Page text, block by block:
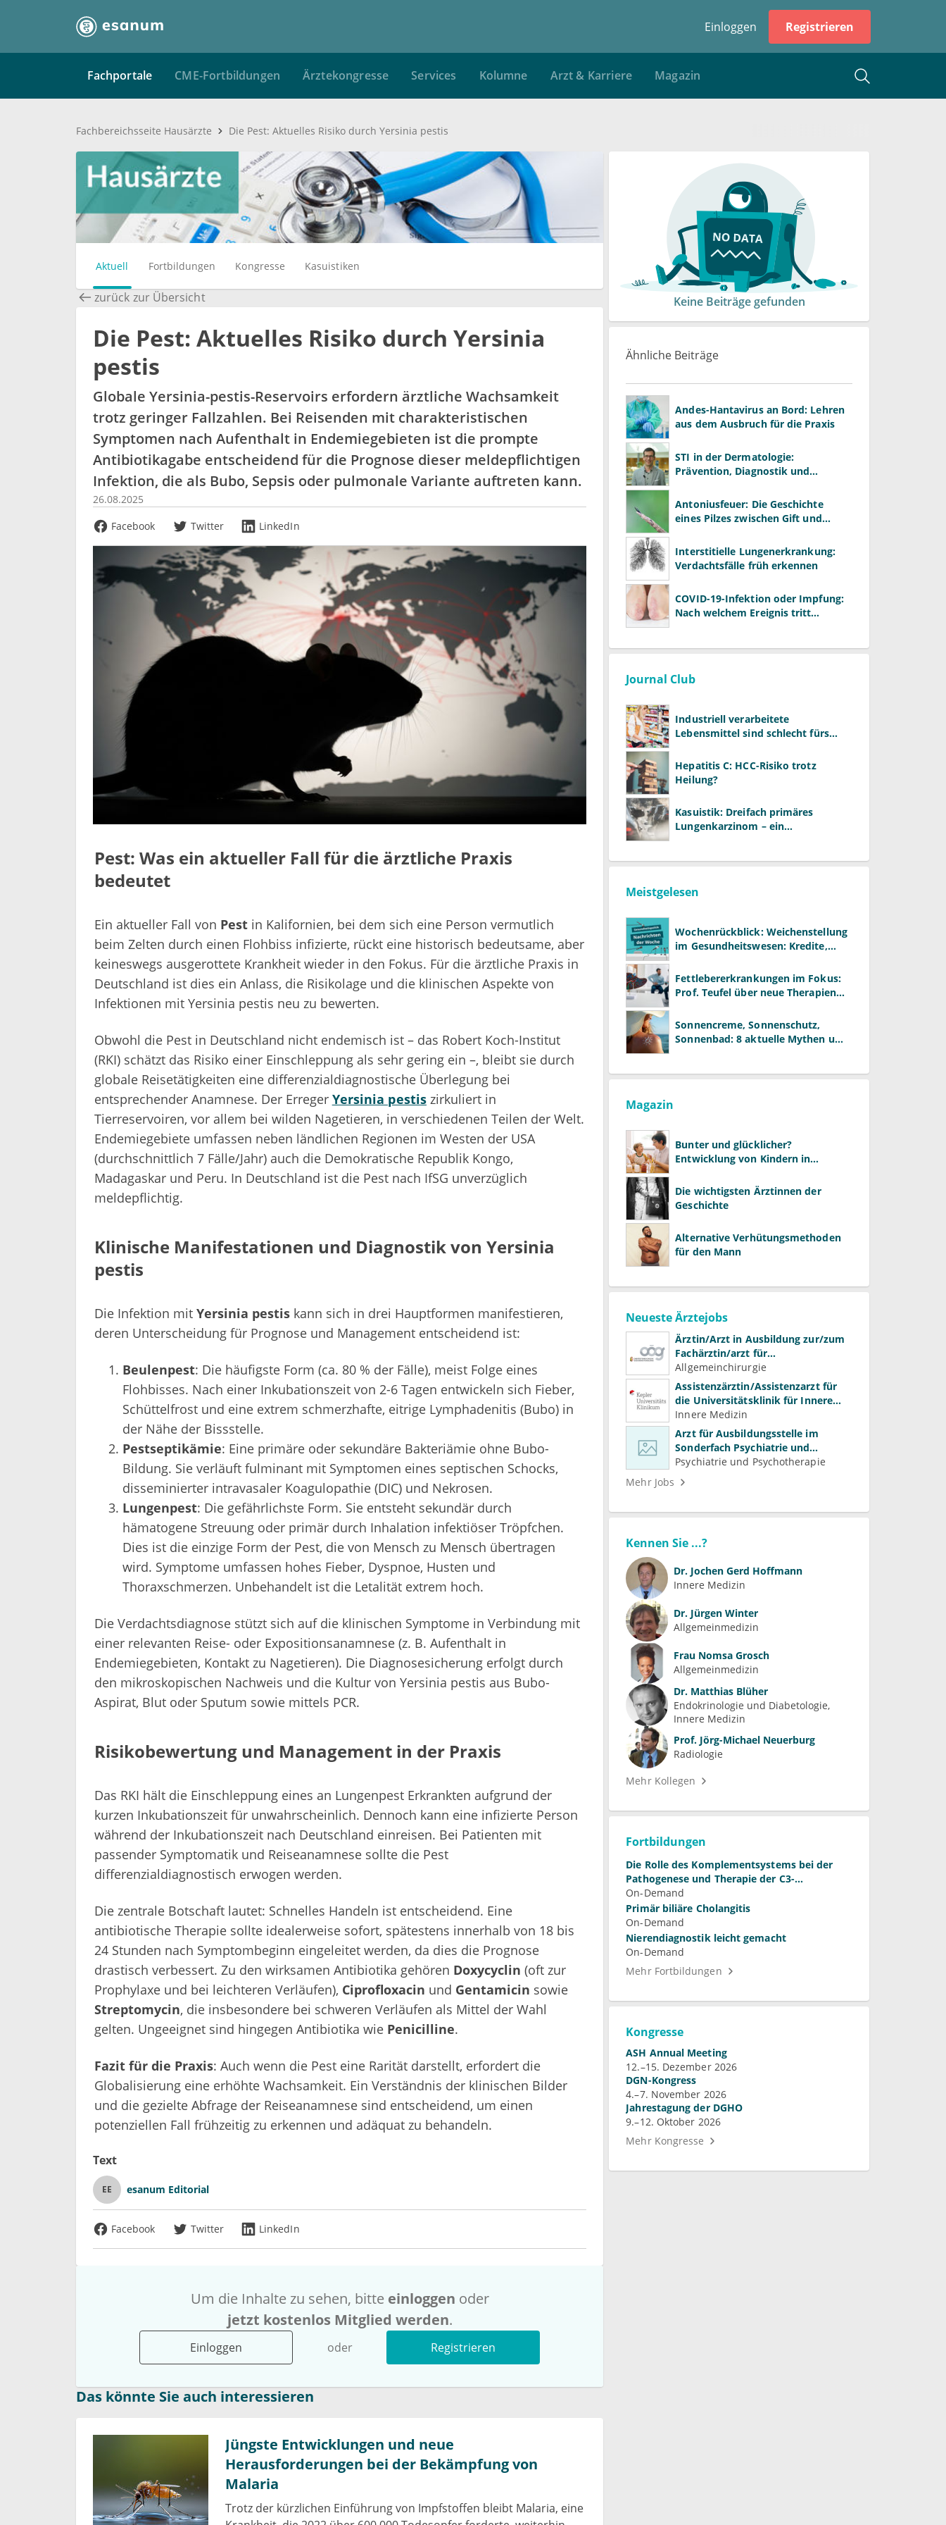
Einloggen Registrieren
Fachportale CME-Fortbildungen Ärztekongresse Services Kolumne Arzt & Karriere Magazin
Fachbereichsseite Hausärzte Die Pest: Aktuelles Risiko durch Yersinia pestis
Aktuell Fortbildungen Kongresse Kasuistiken
zurück zur Übersicht
Die Pest: Aktuelles Risiko durch Yersinia
pestis
Globale Yersinia-pestis-Reservoirs erfordern ärztliche Wachsamkeit
trotz geringer Fallzahlen. Bei Reisenden mit charakteristischen
Symptomen nach Aufenthalt in Endemiegebieten ist die prompte
Antibiotikagabe entscheidend für die Prognose dieser meldepflichtigen
Infektion, die als Bubo, Sepsis oder pulmonale Variante auftreten kann.
26.08.2025
Facebook
Twitter LinkedIn
Pest: Was ein aktueller Fall für die ärztliche Praxis
bedeutet
Ein aktueller Fall von Pest in Kalifornien, bei dem sich eine Person vermutlich
beim Zelten durch einen Flohbiss infizierte, rückt eine historisch bedeutsame, aber
keineswegs ausgerottete Krankheit wieder in den Fokus. Für die ärztliche Praxis in
Deutschland ist dies ein Anlass, die Risikolage und die klinischen Aspekte von
Infektionen mit Yersinia pestis neu zu bewerten.
Obwohl die Pest in Deutschland nicht endemisch ist – das Robert Koch-Institut
(RKI) schätzt das Risiko einer Einschleppung als sehr gering ein –, bleibt sie durch
globale Reisetätigkeiten eine differenzialdiagnostische Überlegung bei
entsprechender Anamnese. Der Erreger Yersinia pestis zirkuliert in
Tierreservoiren, vor allem bei wilden Nagetieren, in verschiedenen Teilen der Welt.
Endemiegebiete umfassen neben ländlichen Regionen im Westen der USA
(durchschnittlich 7 Fälle/Jahr) auch die Demokratische Republik Kongo,
Madagaskar und Peru. In Deutschland ist die Pest nach IfSG unverzüglich
meldepflichtig.
Klinische Manifestationen und Diagnostik von Yersinia
pestis
Die Infektion mit Yersinia pestis kann sich in drei Hauptformen manifestieren,
deren Unterscheidung für Prognose und Management entscheidend ist:
Beulenpest: Die häufigste Form (ca. 80 % der Fälle), meist Folge eines
Flohbisses. Nach einer Inkubationszeit von 2-6 Tagen entwickeln sich Fieber,
Schüttelfrost und eine extrem schmerzhafte, eitrige Lymphadenitis (Bubo) in
der Nähe der Bissstelle.
Pestseptikämie: Eine primäre oder sekundäre Bakteriämie ohne Bubo-
Bildung. Sie verläuft fulminant mit Symptomen eines septischen Schocks,
disseminierter intravasaler Koagulopathie (DIC) und Nekrosen.
Lungenpest: Die gefährlichste Form. Sie entsteht sekundär durch
hämatogene Streuung oder primär durch Inhalation infektiöser Tröpfchen.
Dies ist die einzige Form der Pest, die von Mensch zu Mensch übertragen
wird. Symptome umfassen hohes Fieber, Dyspnoe, Husten und
Thoraxschmerzen. Unbehandelt ist die Letalität extrem hoch.
Die Verdachtsdiagnose stützt sich auf die klinischen Symptome in Verbindung mit
einer relevanten Reise- oder Expositionsanamnese (z. B. Aufenthalt in
Endemiegebieten, Kontakt zu Nagetieren). Die Diagnosesicherung erfolgt durch
den mikroskopischen Nachweis und die Kultur von Yersinia pestis aus Bubo-
Aspirat, Blut oder Sputum sowie mittels PCR.
Risikobewertung und Management in der Praxis
Das RKI hält die Einschleppung eines an Lungenpest Erkrankten aufgrund der
kurzen Inkubationszeit für unwahrscheinlich. Dennoch kann eine infizierte Person
während der Inkubationszeit nach Deutschland einreisen. Bei Patienten mit
passender Symptomatik und Reiseanamnese sollte die Pest
differenzialdiagnostisch erwogen werden.
Die zentrale Botschaft lautet: Schnelles Handeln ist entscheidend. Eine
antibiotische Therapie sollte idealerweise sofort, spätestens innerhalb von 18 bis
24 Stunden nach Symptombeginn eingeleitet werden, da dies die Prognose
drastisch verbessert. Zu den wirksamen Antibiotika gehören Doxycyclin (oft zur
Prophylaxe und bei leichteren Verläufen), Ciprofloxacin und Gentamicin sowie
Streptomycin, die insbesondere bei schweren Verläufen als Mittel der Wahl
gelten. Ungeeignet sind hingegen Antibiotika wie Penicilline.
Fazit für die Praxis: Auch wenn die Pest eine Rarität darstellt, erfordert die
Globalisierung eine erhöhte Wachsamkeit. Ein Verständnis der klinischen Bilder
und die gezielte Abfrage der Reiseanamnese sind entscheidend, um einen
potenziellen Fall frühzeitig zu erkennen und adäquat zu behandeln.
Text
EE esanum Editorial
Facebook Twitter LinkedIn
Um die Inhalte zu sehen, bitte einloggen oder
jetzt kostenlos Mitglied werden.
Einloggen oder Registrieren
Das könnte Sie auch interessieren
Jüngste Entwicklungen und neue
Herausforderungen bei der Bekämpfung von
Malaria
Trotz der kürzlichen Einführung von Impfstoffen bleibt Malaria, eine
Keine Beiträge gefunden
Ähnliche Beiträge
Andes-Hantavirus an Bord: Lehren
aus dem Ausbruch für die Praxis
STI in der Dermatologie:
Prävention, Diagnostik und
gestalten
Antoniusfeuer: Die Geschichte
eines Pilzes zwischen Gift und
Interstitielle Lungenerkrankung:
Verdachtsfälle früh erkennen
COVID-19-Infektion oder Impfung:
Nach welchem Ereignis tritt
Journal Club
Industriell verarbeitete
Lebensmittel sind schlecht fürs
Hepatitis C: HCC-Risiko trotz
Heilung?
Kasuistik: Dreifach primäres
Lungenkarzinom – ein
Meistgelesen
Wochenrückblick: Weichenstellung
im Gesundheitswesen: Kredite,
Fettlebererkrankungen im Fokus:
Prof. Teufel über neue Therapien
Sonnencreme, Sonnenschutz,
Sonnenbad: 8 aktuelle Mythen und
Magazin
Bunter und glücklicher?
Entwicklung von Kindern in
Die wichtigsten Ärztinnen der
Geschichte
Alternative Verhütungsmethoden
für den Mann
Neueste Ärztejobs
Ärztin/Arzt in Ausbildung zur/zum
Fachärztin/arzt für
Allgemeinchirurgie und
Gefäßchirurgie
Allgemeinchirurgie
Assistenzärztin/Assistenzarzt für
die Universitätsklinik für Innere
Medizin
Innere Medizin
Arzt für Ausbildungsstelle im
Sonderfach Psychiatrie und
Psychotherapeutische Medizin
(m/w/d)
Psychiatrie und Psychotherapie
Mehr Jobs
Kennen Sie ...?
Dr. Jochen Gerd Hoffmann
Innere Medizin
Dr. Jürgen Winter
Allgemeinmedizin
Frau Nomsa Grosch
Allgemeinmedizin
Dr. Matthias Blüher
Endokrinologie und Diabetologie
Innere Medizin
Prof. Jörg-Michael Neuerburg
Radiologie
Mehr Kollegen
Fortbildungen
Die Rolle des Komplementsystems bei der
Pathogenese und Therapie der C3-
Glomerulopathie
On-Demand
Primär biliäre Cholangitis
On-Demand
Nierendiagnostik leicht gemacht
On-Demand
Mehr Fortbildungen
Kongresse
ASH Annual Meeting
12.–15. Dezember 2026
DGN-Kongress
4.–7. November 2026
Jahrestagung der DGHO
9.–12. Oktober 2026
Mehr Kongresse